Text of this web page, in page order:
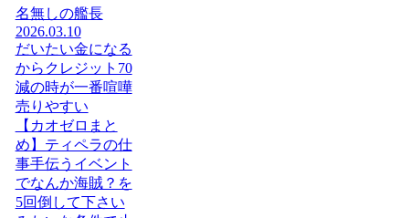
名無しの艦長
2026.03.10
だいたい金になる
からクレジット70
減の時が一番喧嘩
売りやすい
【カオゼロまと
め】ティペラの仕
事手伝うイベント
でなんか海賊？を
5回倒して下さい